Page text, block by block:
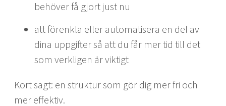
behöver få gjort just nu
att förenkla eller automatisera en del av
dina uppgifter så att du får mer tid till det
som verkligen är viktigt
Kort sagt: en struktur som gör dig mer fri och
mer effektiv.